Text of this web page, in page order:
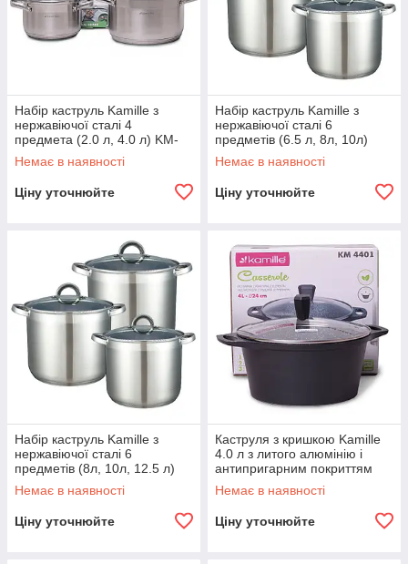
Набір каструль Kamille з
нержавіючої сталі 4
предмета (2.0 л, 4.0 л) KM-
4046S
Немає в наявності
Ціну уточнюйте
Набір каструль Kamille з
нержавіючої сталі 6
предметів (6.5 л, 8л, 10л)
KM-5800
Немає в наявності
Ціну уточнюйте
Набір каструль Kamille з
нержавіючої сталі 6
предметів (8л, 10л, 12.5 л)
KM-5801
Немає в наявності
Ціну уточнюйте
Каструля з кришкою Kamille
4.0 л з литого алюмінію і
антипригарним покриттям
для індукції і газу KM-4401
Немає в наявності
Ціну уточнюйте